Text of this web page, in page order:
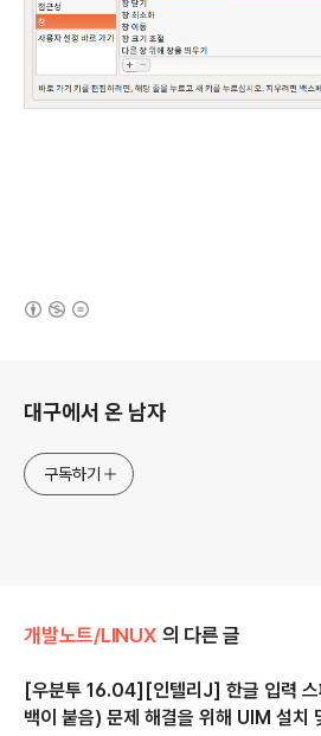
대구에서 온 남자
구독하기
개발노트/LINUX 의 다른 글
[우분투 16.04][인텔리J] 한글 입력 스
백이 붙음) 문제 해결을 위해 UIM 설치